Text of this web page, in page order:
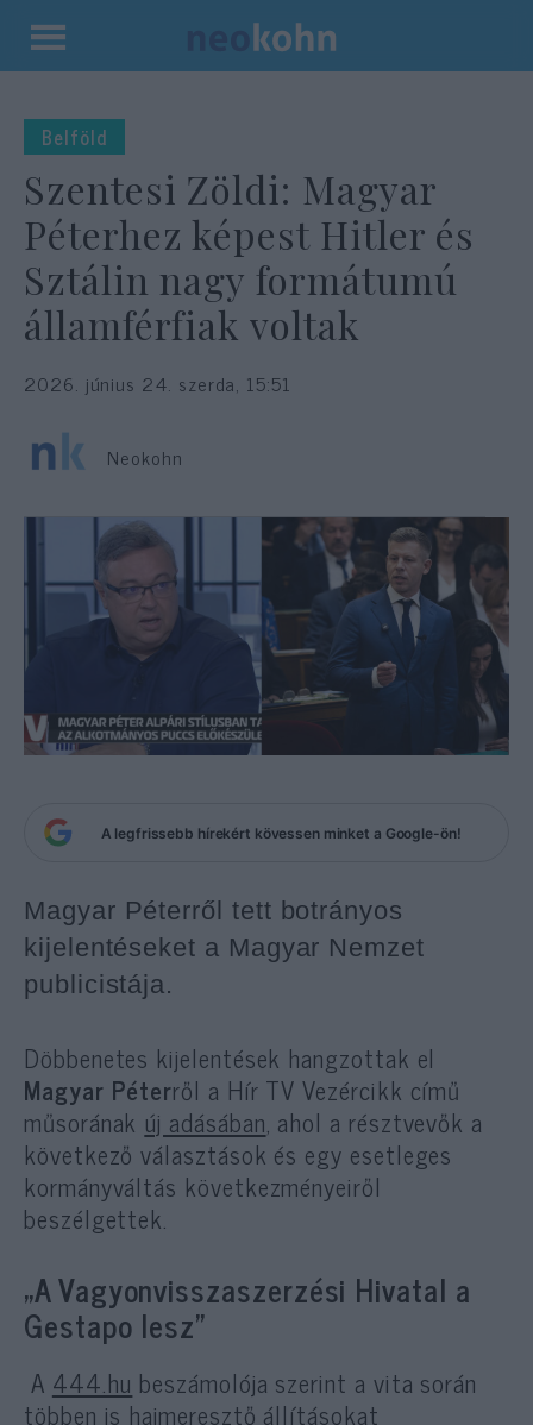
Kilépés
tartalomba
Belföld
Szentesi Zöldi: Magyar
Péterhez képest Hitler és
Sztálin nagy formátumú
államférfiak voltak
2026. június 24. szerda, 15:51
Neokohn
A legfrissebb hírekért kövessen minket a Google-ön!
Magyar Péterről tett botrányos
kijelentéseket a Magyar Nemzet
publicistája.
Döbbenetes kijelentések hangzottak el
Magyar Péterről a Hír TV Vezércikk című
műsorának új adásában, ahol a résztvevők a
következő választások és egy esetleges
kormányváltás következményeiről
beszélgettek.
„A Vagyonvisszaszerzési Hivatal a
Gestapo lesz”
A 444.hu beszámolója szerint a vita során
többen is hajmeresztő állításokat